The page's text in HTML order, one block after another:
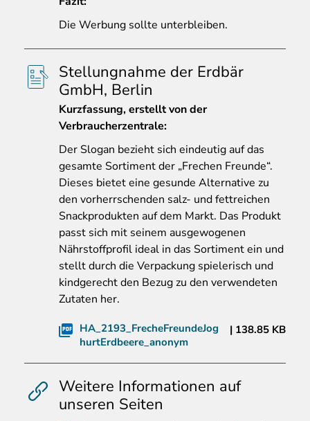
Die Werbung sollte unterbleiben.
Stellungnahme der Erdbär
GmbH, Berlin
Kurzfassung, erstellt von der
Verbraucherzentrale:
Der Slogan bezieht sich eindeutig auf das
gesamte Sortiment der „Frechen Freunde“.
Dieses bietet eine gesunde Alternative zu
den vorherrschenden salz- und fettreichen
Snackprodukten auf dem Markt. Das Produkt
passt sich mit seinem ausgewogenen
Nährstoffprofil ideal in das Sortiment ein und
stellt durch die Verpackung spielerisch und
kindgerecht den Bezug zu den verwendeten
Zutaten her.
HA_2193_FrecheFreundeJog
hurtErdbeere_anonym
138.85 KB
Weitere Informationen auf
unseren Seiten